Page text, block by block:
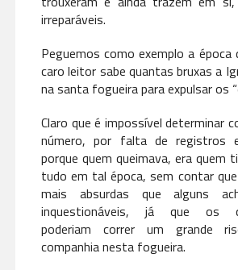
irreparáveis.
Peguemos como exemplo a época
caro leitor sabe quantas bruxas a
na santa fogueira para expulsar os
Claro que é impossível determinar
número, por falta de registros
porque quem queimava, era quem
tudo em tal época, sem contar
mais absurdas que alguns
inquestionáveis, já que os
poderiam correr um grande
companhia nesta fogueira.